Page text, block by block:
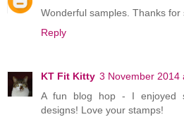
Wonderful samples. Thanks for
Reply
KT Fit Kitty 3 November 2014
A fun blog hop - I enjoyed
designs! Love your stamps!